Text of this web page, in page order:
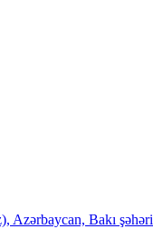
Azərbaycan, Bakı şəhəri